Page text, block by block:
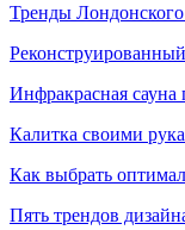
Тренды
Инфракрасная сауна
Калитка своими
Как выбрать
Пять трендов